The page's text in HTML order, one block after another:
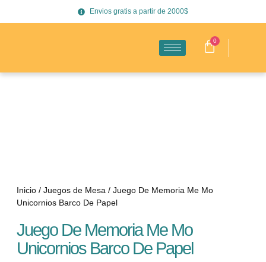
Envios gratis a partir de 2000$
0
Inicio / Juegos de Mesa / Juego De Memoria Me Mo
Unicornios Barco De Papel
Juego De Memoria Me Mo
Unicornios Barco De Papel